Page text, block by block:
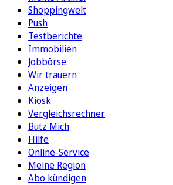
Shoppingwelt
Push
Testberichte
Immobilien
Jobbörse
Wir trauern
Anzeigen
Kiosk
Vergleichsrechner
Bütz Mich
Hilfe
Online-Service
Meine Region
Abo kündigen